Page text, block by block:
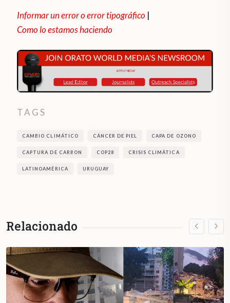
Informar un error o error tipográfico |
Como lo estamos haciendo
TAGS
CAMBIO CLIMÁTICO CÁNCER DE PIEL CAPA DE OZONO
CAPTURA DE CARBON COP28 CRISIS CLIMÁTICA
LATINOAMÉRICA URUGUAY
Relacionado